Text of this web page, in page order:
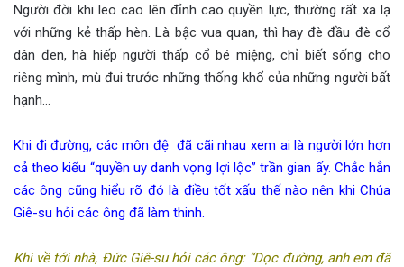
Người đời khi leo cao lên đỉnh cao quyền lực, thường rất xa lạ
với những kẻ thấp hèn. Là bậc vua quan, thì hay đè đầu đè cổ
dân đen, hà hiếp người thấp cổ bé miệng, chỉ biết sống cho
riêng mình, mù đui trước những thống khổ của những người bất
hạnh…
Khi đi đường, các môn đệ đã cãi nhau xem ai là người lớn hơn
cả theo kiểu “quyền uy danh vọng lợi lộc” trần gian ấy. Chắc hẳn
các ông cũng hiểu rõ đó là điều tốt xấu thế nào nên khi Chúa
Giê-su hỏi các ông đã làm thinh.
Khi về tới nhà, Đức Giê-su hỏi các ông: “Dọc đường, anh em đã